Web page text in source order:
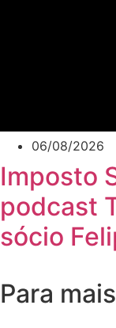
06/08/2026
Imposto
podcast
sócio
Para